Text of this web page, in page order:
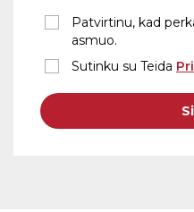
Patvirtinu, kad
asmuo.
Sutinku su Teida